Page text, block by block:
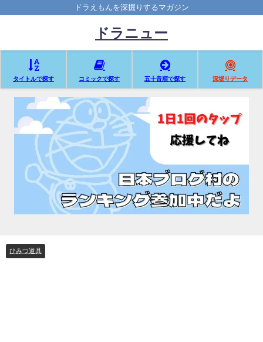
ドラえもんを深掘りするマガジン
ドラニュー
タイトルで探す コミックで探す 五十音順で探す 深堀りデータ
ひみつ道具